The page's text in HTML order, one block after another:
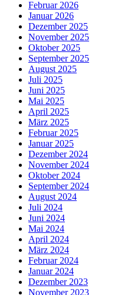
Februar 2026
Januar 2026
Dezember 2025
November 2025
Oktober 2025
September 2025
August 2025
Juli 2025
Juni 2025
Mai 2025
April 2025
März 2025
Februar 2025
Januar 2025
Dezember 2024
November 2024
Oktober 2024
September 2024
August 2024
Juli 2024
Juni 2024
Mai 2024
April 2024
März 2024
Februar 2024
Januar 2024
Dezember 2023
November 2023